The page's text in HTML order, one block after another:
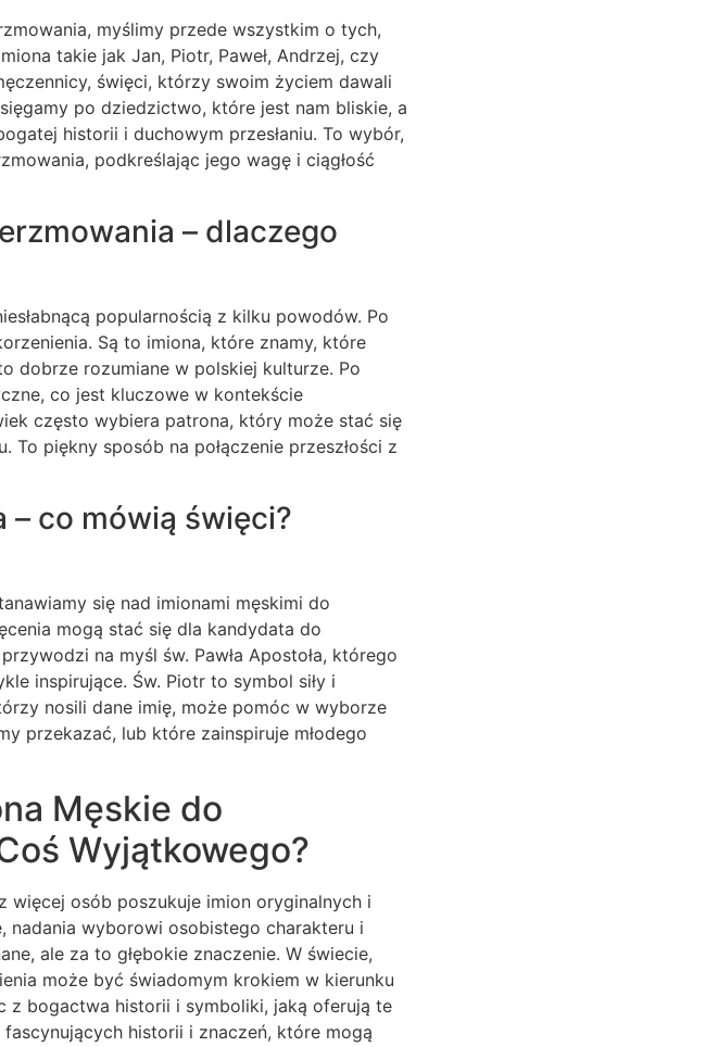
myślimy przede wszystkim o tych,
takie jak Jan, Piotr, Paweł, Andrzej, czy
święci, którzy swoim życiem dawali
po dziedzictwo, które jest nam bliskie, a
historii i duchowym przesłaniu. To wybór,
podkreślając jego wagę i ciągłość
– dlaczego
popularnością z kilku powodów. Po
Są to imiona, które znamy, które
dobrze rozumiane w polskiej kulturze. Po
co jest kluczowe w kontekście
często wybiera patrona, który może stać się
piękny sposób na połączenie przeszłości z
– co mówią święci?
się nad imionami męskimi do
mogą stać się dla kandydata do
na myśl św. Pawła Apostoła, którego
inspirujące. Św. Piotr to symbol siły i
nosili dane imię, może pomóc w wyborze
przekazać, lub które zainspiruje młodego
Męskie do
Wyjątkowego?
więcej osób poszukuje imion oryginalnych i
nadania wyborowi osobistego charakteru i
ale za to głębokie znaczenie. W świecie,
może być świadomym krokiem w kierunku
z bogactwa historii i symboliki, jaką oferują te
historii i znaczeń, które mogą